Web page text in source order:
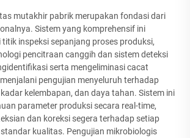
mutakhir pabrik merupakan fondasi dari
Sistem yang komprehensif ini
inspeksi sepanjang proses produksi,
pencitraan canggih dan sistem deteksi
serta mengeliminasi cacat
pengujian menyeluruh terhadap
kelembapan, dan daya tahan. Sistem ini
parameter produksi secara real-time,
dan koreksi segera terhadap setiap
kualitas. Pengujian mikrobiologis